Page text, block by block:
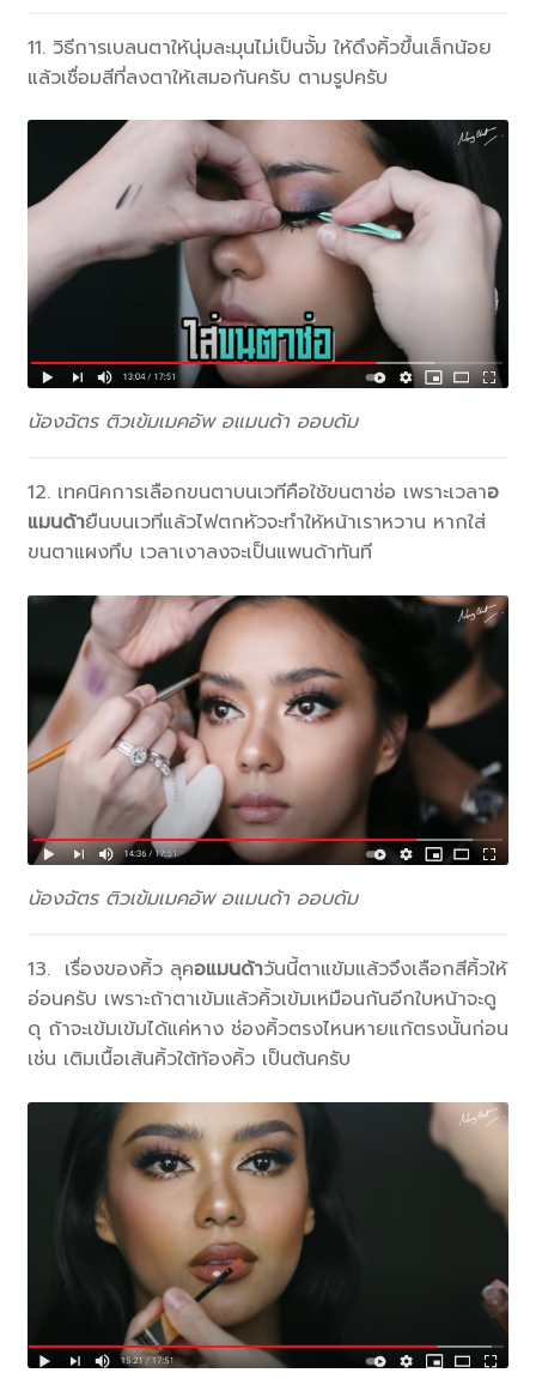
11. วิธีการเบลนตาให้นุ่มละมุนไม่เป็นจั้ม ให้ดึงคิ้วขึ้นเล็กน้อย
แล้วเชื่อมสีที่ลงตาให้เสมอกันครับ ตามรูปครับ
น้องฉัตร ติวเข้มเมคอัพ อแมนด้า ออบดัม
12. เทคนิคการเลือกขนตาบนเวทีคือใช้ขนตาช่อ เพราะเวลาอ
แมนด้ายืนบนเวทีแล้วไฟตกหัวจะทำให้หน้าเราหวาน หากใส่
ขนตาแผงทึบ เวลาเงาลงจะเป็นแพนด้าทันที
น้องฉัตร ติวเข้มเมคอัพ อแมนด้า ออบดัม
13. เรื่องของคิ้ว ลุคอแมนด้าวันนี้ตาแข้มแล้วจึงเลือกสีคิ้วให้
อ่อนครับ เพราะถ้าตาเข้มแล้วคิ้วเข้มเหมือนกันอีกใบหน้าจะดู
ดุ ถ้าจะเข้มเข้มได้แค่หาง ช่องคิ้วตรงไหนหายแก้ตรงนั้นก่อน
เช่น เติมเนื้อเส้นคิ้วใต้ท้องคิ้ว เป็นต้นครับ